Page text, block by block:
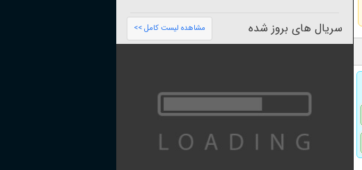
سریال های بروز شده مشاهده لیست کامل >>